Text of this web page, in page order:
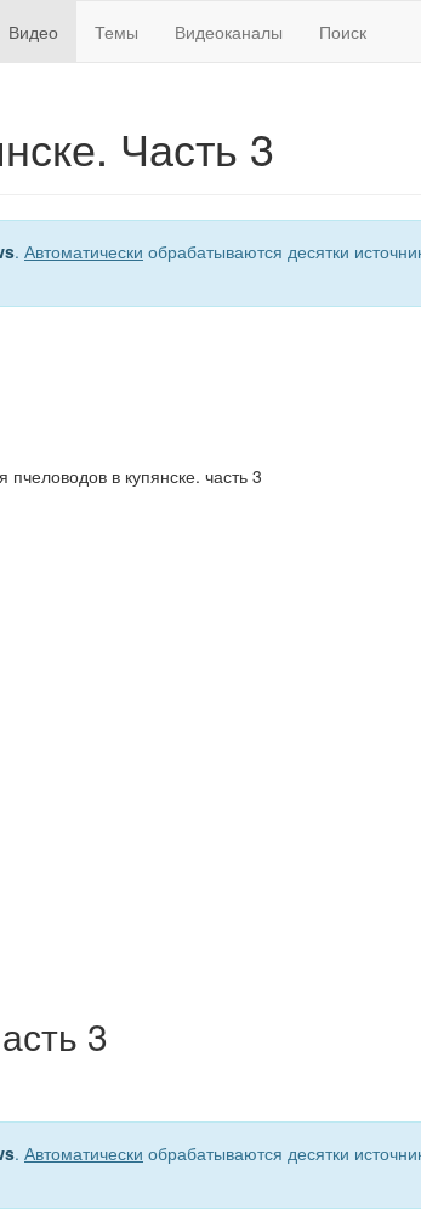
Видео Темы Видеоканалы Поиск
Часть 3
. Автоматически обрабатываются десятки
3
. Автоматически обрабатываются десятки